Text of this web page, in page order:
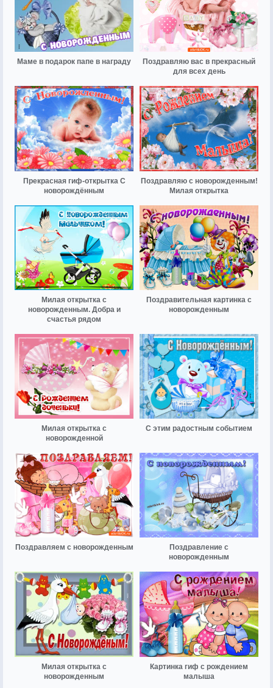
Маме в подарок папе в награду
Поздравляю вас в прекрасный
для всех день
Прекрасная гиф-открытка С
новорождённым
Поздравляю с новорожденным!
Милая открытка
Милая открытка с
новорожденным. Добра и
счастья рядом
Поздравительная картинка с
новорожденным
Милая открытка с
новорожденной
С этим радостным событием
Поздравляем с новорожденным
Поздравление с
новорожденным
Милая открытка с
новорожденным
Картинка гиф с рождением
малыша